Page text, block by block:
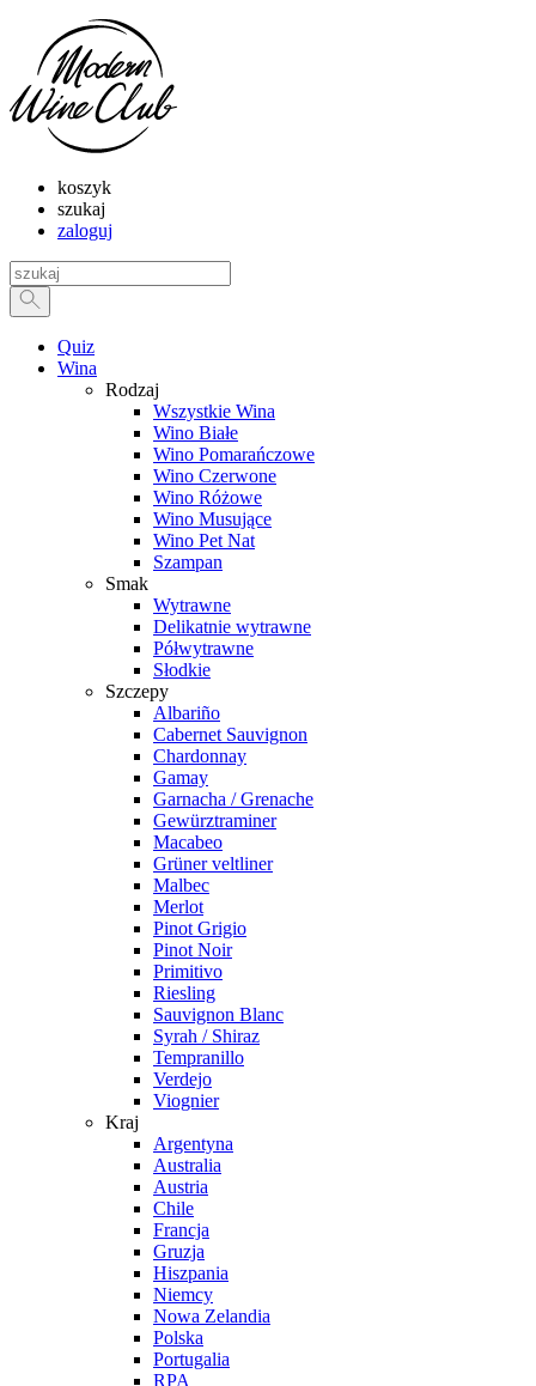
koszyk
szukaj
zaloguj
Quiz
Wina
Rodzaj
Wszystkie Wina
Wino Białe
Wino Pomarańczowe
Wino Czerwone
Wino Różowe
Wino Musujące
Wino Pet Nat
Szampan
Smak
Wytrawne
Delikatnie wytrawne
Półwytrawne
Słodkie
Szczepy
Albariño
Cabernet Sauvignon
Chardonnay
Gamay
Garnacha / Grenache
Gewürztraminer
Macabeo
Grüner veltliner
Malbec
Merlot
Pinot Grigio
Pinot Noir
Primitivo
Riesling
Sauvignon Blanc
Syrah / Shiraz
Tempranillo
Verdejo
Viognier
Kraj
Argentyna
Australia
Austria
Chile
Francja
Gruzja
Hiszpania
Niemcy
Nowa Zelandia
Polska
Portugalia
RPA